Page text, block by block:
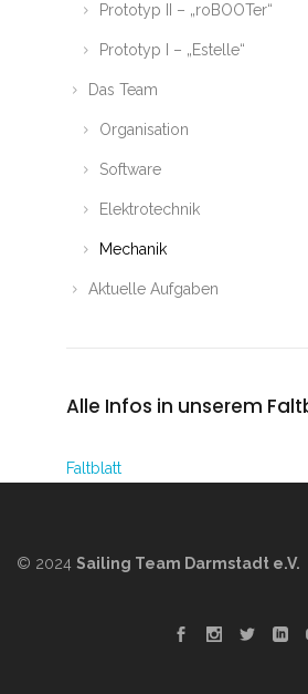
Prototyp II – „roBOOTer“
Prototyp I – „Estelle“
Das Team
Organisation
Software
Elektrotechnik
Mechanik
Aktuelle Aufgaben
Alle Infos in unserem
Faltblatt
© 2024 Sailing Team Darmstadt e.V.